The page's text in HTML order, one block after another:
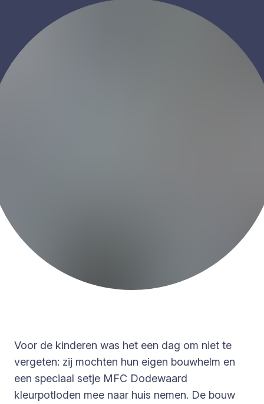
Voor de kinderen was het een dag om niet te
vergeten: zij mochten hun eigen bouwhelm en
een speciaal setje MFC Dodewaard
kleurpotloden mee naar huis nemen. De bouw